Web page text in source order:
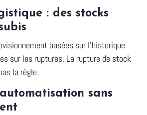
: des stocks
basées sur l'historique
sur les ruptures. La rupture de stock
la règle.
sans